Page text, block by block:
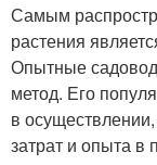
Самым
растения
Опытные
метод. Его
в
затрат и опыта в